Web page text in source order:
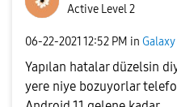
Active Level 2
‎06-22-2021 12:52 PM in
Yapılan hatalar düzelsin
yere niye bozuyorlar